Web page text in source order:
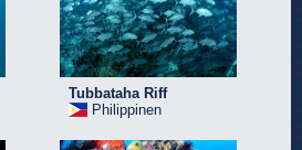
Tubbataha Riff
Philippinen